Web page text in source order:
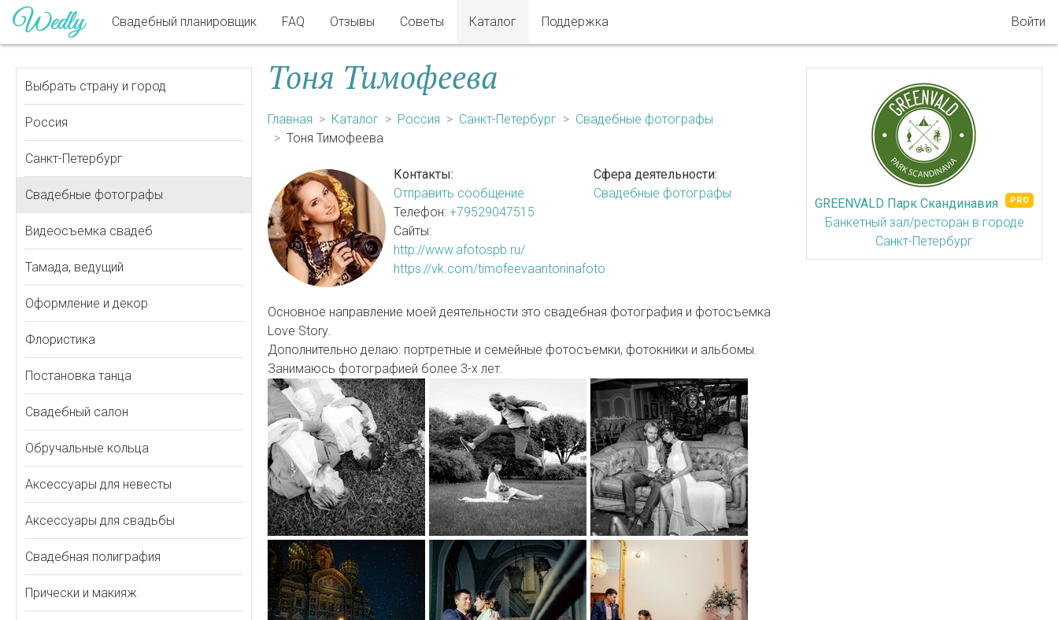
Свадебный планировщик FAQ Отзывы Советы Каталог Поддержка Войти
Тоня Тимофеева
Главная Каталог Россия Санкт-Петербург
Свадебные фотографы
Тоня Тимофеева
Контакты:
Отправить сообщение
Телефон: +79529047515
Сайты:
http://www.afotospb.ru/
https://vk.com/timofeevaantoninafoto
Сфера деятельности:
Свадебные фотографы
Основное направление моей деятельности это свадебная фотография и фотосъемка
Love Story.
Дополнительно делаю: портретные и семейные фотосъемки, фотокники и альбомы.
Занимаюсь фотографией более 3-х лет.
Выбрать страну и город
Россия
Санкт-Петербург
Свадебные фотографы
Видеосъемка свадеб
Тамада, ведущий
Оформление и декор
Флористика
Постановка танца
Свадебный салон
Обручальные кольца
Аксессуары для невесты
Аксессуары для свадьбы
Свадебная полиграфия
Прически и макияж
GREENVALD Парк Скандинавия
Банкетный зал/ресторан в городе
Санкт-Петербург